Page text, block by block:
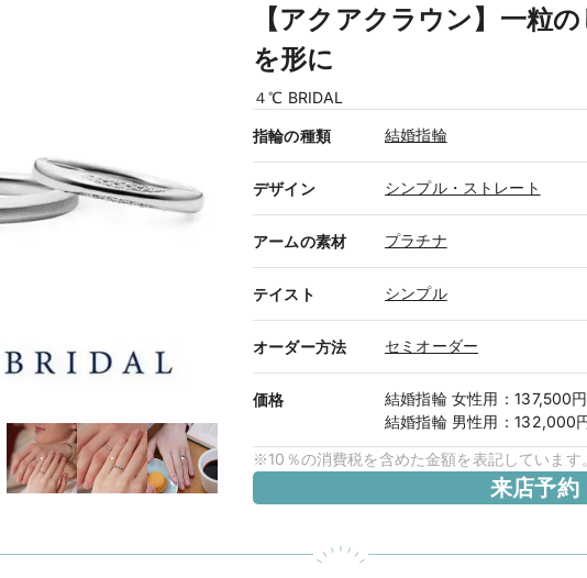
【アクアクラウン】一粒
を形に
４℃ BRIDAL
指輪の種類 結婚指輪
デザイン シンプル・ストレート
アームの素材 プラチナ
テイスト シンプル
オーダー方法 セミオーダー
価格 結婚指輪 女性用 ：137,500円
結婚指輪 男性用 ：132,000
※10％の消費税を含めた金額を表記しています。
来店予約